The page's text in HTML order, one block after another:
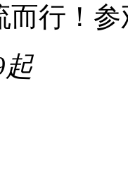
而行！
起